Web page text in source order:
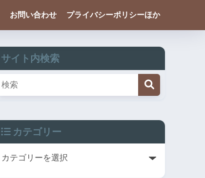
お問い合わせ プライバシーポリシーほか
サイト内検索
カテゴリー